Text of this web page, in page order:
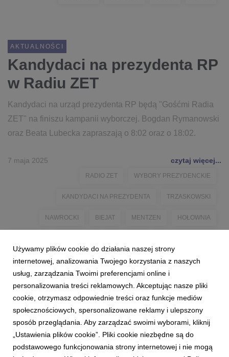
AKTUALNOŚCI
Kandydaci na prezydenta RP
w Radiu ZET
Kandydaci na urząd prezydenta RP będą "Gośćmi Radia
ZET" na finiszu kampanii wyborczej. Bogdan Rymanowski
oraz Beata Lubecka zapraszają o 8:02 oraz o 18:02.
7 maja 2025 czytaj więcej...
RADIO ZET WYBORY PREZYDENCKIE
KANDYDACI NA PREZYDENTA TRZASKOWSKI
NAWROCKI BIEJAT MENTZEN HOŁOWNIA
RYMANOWSKI LUBECKA EUROZET MEDIA
Używamy plików cookie do działania naszej strony
internetowej, analizowania Twojego korzystania z naszych
usług, zarządzania Twoimi preferencjami online i
personalizowania treści reklamowych. Akceptując nasze pliki
cookie, otrzymasz odpowiednie treści oraz funkcje mediów
społecznościowych, spersonalizowane reklamy i ulepszony
sposób przeglądania. Aby zarządzać swoimi wyborami, kliknij
„Ustawienia plików cookie”. Pliki cookie niezbędne są do
podstawowego funkcjonowania strony internetowej i nie mogą